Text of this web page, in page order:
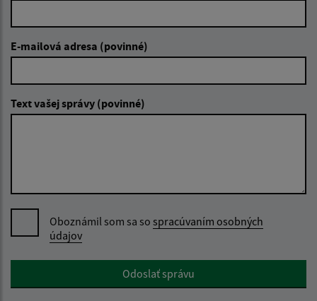
E-mailová adresa (povinné)
Text vašej správy (povinné)
Oboznámil som sa so spracúvaním osobných
údajov
Google reCaptcha ResponseOdoslať správu